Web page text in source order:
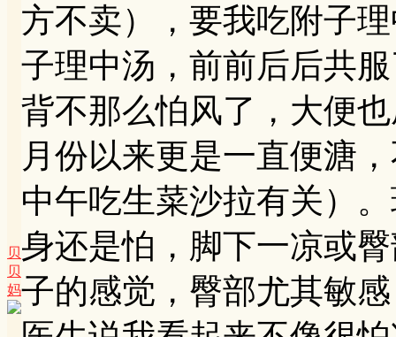
贝
贝
妈
方不卖），要我吃附子
子理中汤，前前后后共
背不那么怕风了，大便
月份以来更是一直便溏
中午吃生菜沙拉有关）
身还是怕，脚下一凉或
子的感觉，臀部尤其敏